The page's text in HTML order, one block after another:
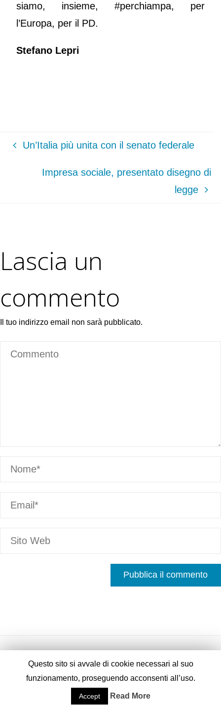
siamo, insieme, #perchiampa, per
l’Europa, per il PD.
Stefano Lepri
Un’Italia più unita con il senato federale
Impresa sociale, presentato disegno di
legge
Lascia un
commento
Il tuo indirizzo email non sarà pubblicato.
Fornito daFluida
Questo sito si avvale di cookie necessari al suo
funzionamento, proseguendo acconsenti all’uso.
Accept Read More